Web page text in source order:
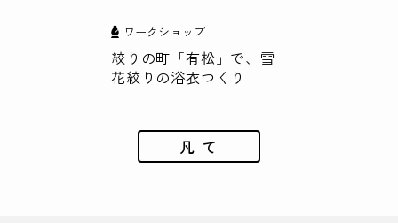
ワークショップ
絞りの町「有松」で、雪
花絞りの浴衣つくり
凡 て